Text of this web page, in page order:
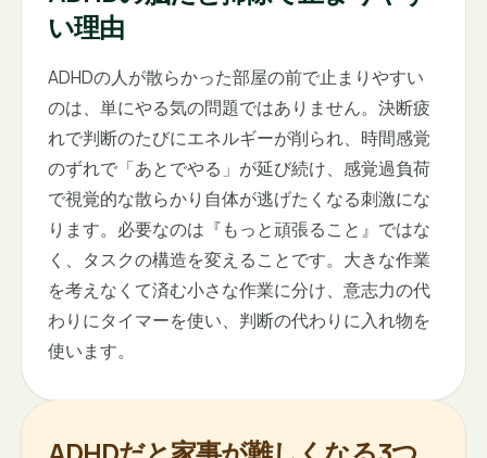
い理由
ADHDの人が散らかった部屋の前で止まりやすい
のは、単にやる気の問題ではありません。決断疲
れで判断のたびにエネルギーが削られ、時間感覚
のずれで「あとでやる」が延び続け、感覚過負荷
で視覚的な散らかり自体が逃げたくなる刺激にな
ります。必要なのは『もっと頑張ること』ではな
く、タスクの構造を変えることです。大きな作業
を考えなくて済む小さな作業に分け、意志力の代
わりにタイマーを使い、判断の代わりに入れ物を
使います。